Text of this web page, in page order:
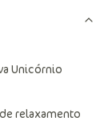
Unicórnio